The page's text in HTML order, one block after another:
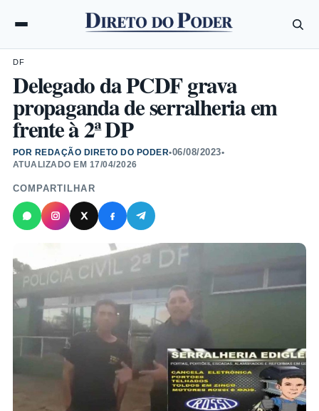
DF
Delegado da PCDF grava
propaganda de serralheria em
frente à 2ª DP
POR REDAÇÃO DIRETO DO PODER•06/08/2023•
ATUALIZADO EM 17/04/2026
COMPARTILHAR